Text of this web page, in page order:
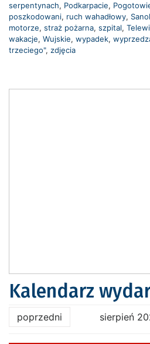
serpentynach, Podkarpacie,
poszkodowani, ruch wahadłowy,
motorze, straż pożarna, szpital,
wakacje, Wujskie, wypadek,
trzeciego", zdjęcia
Kalendarz
poprzedni sierpień